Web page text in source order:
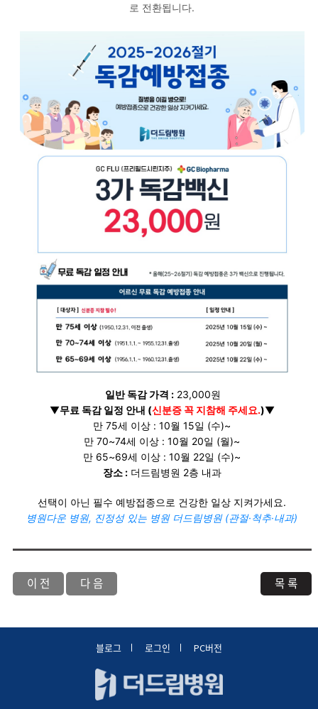
로 전환됩니다.
일반 독감 가격 : 23,000원
▼무료 독감 일정 안내 (신분증 꼭 지참해 주세요.)▼
만 75세 이상 : 10월 15일 (수)~
만 70~74세 이상 : 10월 20일 (월)~
만 65~69세 이상 : 10월 22일 (수)~
장소 :더드림병원 2층 내과
선택이 아닌 필수 예방접종으로 건강한 일상 지켜가세요.
병원다운 병원, 진정성 있는 병원 더드림병원 (관절·척추·내과)
이 전 다 음 목 록
블로그 로그인 PC버전